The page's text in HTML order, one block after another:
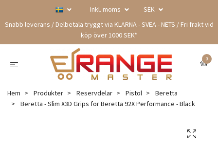
Inkl. moms
SEK
Snabb leverans / Delbetala tryggt via KLARNA - SVEA - NETS / Fri frakt vid
köp över 1000 SEK*
0
Hem Produkter Reservdelar Pistol
Beretta
Beretta - Slim X3D Grips for Beretta 92X Performance - Black